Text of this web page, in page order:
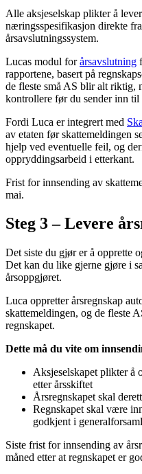
Alle aksjeselskap plikter å
næringsspesifikasjon direkte
årsavslutningssystem.
Lucas modul forårsavslutning
rapportene, basert på
de fleste små AS blir alt riktig,
kontrollere før du sender inn til
Fordi Luca er integrert med
av etaten før skattemeldingen
hjelp ved eventuelle feil, og
oppryddingsarbeid i etterkant.
Frist for innsending av
mai.
Steg 3 – Levere
Det siste du gjør er å opprette
Det kan du like gjerne gjøre i
årsoppgjøret.
Luca oppretter årsregnskap
skattemeldingen, og de fleste
regnskapet.
Dette må du vite om
Aksjeselskapet plikter å
etter årsskiftet
Årsregnskapet skal
Regnskapet skal være
godkjent i
Siste frist for innsending av
måned etter at regnskapet er